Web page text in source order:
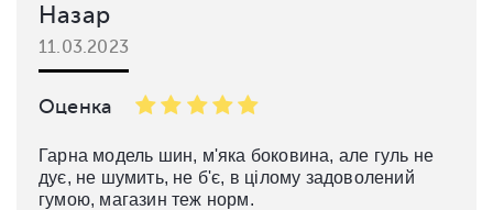
Назар
11.03.2023
Оценка
Гарна модель шин, м'яка боковина, але гуль не
дує, не шумить, не б'є, в цілому задоволений
гумою, магазин теж норм.